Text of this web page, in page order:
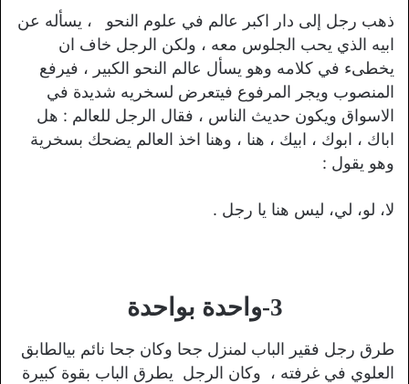
ذهب رجل إلى دار اكبر عالم في علوم النحو ، يسأله عن
ابيه الذي يحب الجلوس معه ، ولكن الرجل خاف ان
يخطىء في كلامه وهو يسأل عالم النحو الكبير ، فيرفع
المنصوب ويجر المرفوع فيتعرض لسخريه شديدة في
الاسواق ويكون حديث الناس ، فقال الرجل للعالم : هل
اباك ، ابوك ، ابيك ، هنا ، وهنا اخذ العالم يضحك بسخرية
وهو يقول :
لا، لو، لي، ليس هنا يا رجل .
3-واحدة بواحدة
طرق رجل فقير الباب لمنزل جحا وكان جحا نائم بيالطابق
العلوي في غرفته ، وكان الرجل يطرق الباب بقوة كبيرة